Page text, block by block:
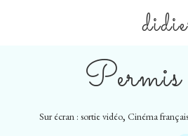
Permis
Sur écran : sortie vidéo, Cinéma français